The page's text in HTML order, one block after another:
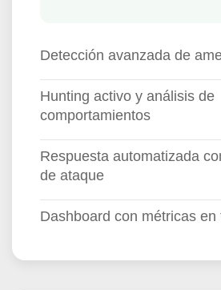
Detección avanzada de
Hunting activo y análisis de
comportamientos
Respuesta automatizada
de ataque
Dashboard con métricas en